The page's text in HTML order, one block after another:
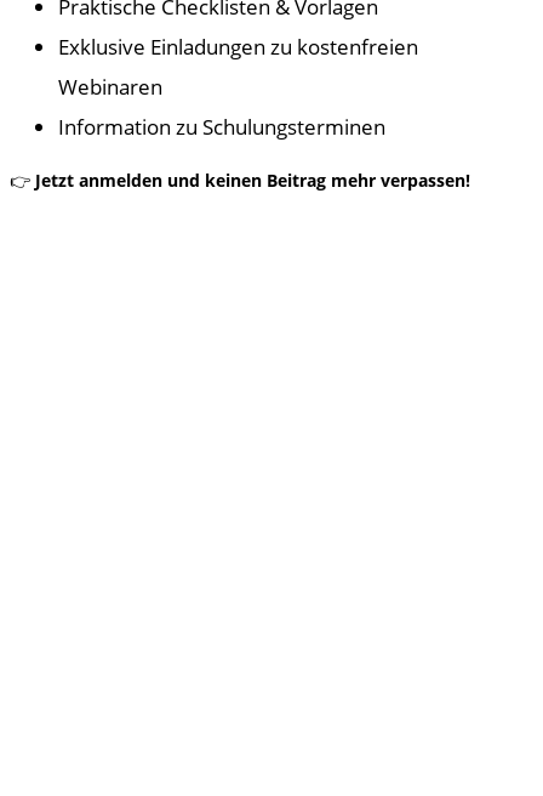
Praktische Checklisten & Vorlagen
Exklusive Einladungen zu kostenfreien
Webinaren
Information zu Schulungsterminen
👉 Jetzt anmelden und keinen Beitrag mehr verpassen!